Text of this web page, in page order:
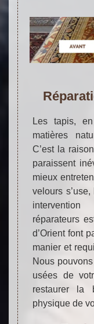
Les tapis,
matières
C’est la
paraissent
mieux
velours
réparateurs
d’Orient font
manier et
Nous
usées de
restaurer la
physique de